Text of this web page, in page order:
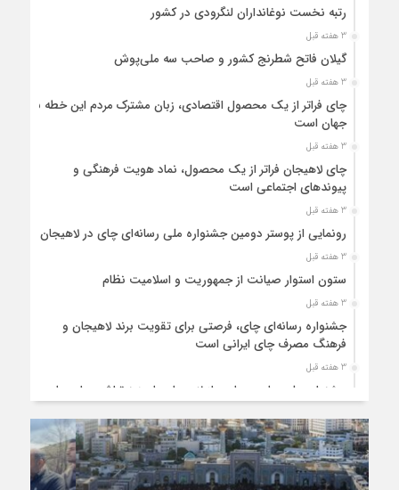
رتبه نخست نوغانداران لنگرودی در کشور
3 هفته قبل
گیلان فاتح شطرنج کشور و صاحب سه ملی‌پوش
3 هفته قبل
چای فراتر از یک محصول اقتصادی، زبان مشترک مردم این خطه با
جهان است
3 هفته قبل
چای لاهیجان فراتر از یک محصول، نماد هویت فرهنگی و
پیوندهای اجتماعی است
3 هفته قبل
رونمایی از پوستر دومین جشنواره ملی رسانه‌ای چای در لاهیجان
3 هفته قبل
ستون استوار صیانت از جمهوریت و اسلامیت نظام
3 هفته قبل
جشنواره رسانه‌ای چای، فرصتی برای تقویت برند لاهیجان و
فرهنگ مصرف چای ایرانی است
3 هفته قبل
جشنواره ملی چای، حمایت از لاهیجان یا هزینه‌تراشی برای چای
1 ماه قبل
پیکر مطهر رهبر شهید انقلاب در حرم مطهر رضوی آرام گرفت
1 ماه قبل